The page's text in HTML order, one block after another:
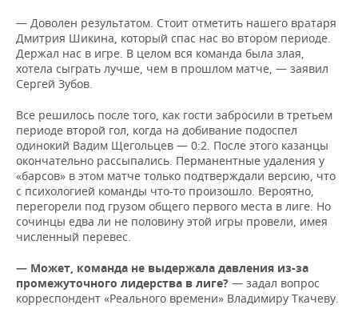
— Доволен результатом. Стоит отметить нашего вратаря
Дмитрия Шикина, который спас нас во втором периоде.
Держал нас в игре. В целом вся команда была злая,
хотела сыграть лучше, чем в прошлом матче, — заявил
Сергей Зубов.
Все решилось после того, как гости забросили в третьем
периоде второй гол, когда на добивание подоспел
одинокий Вадим Щегольцев — 0:2. После этого казанцы
окончательно рассыпались. Перманентные удаления у
«барсов» в этом матче только подтверждали версию, что
с психологией команды что-то произошло. Вероятно,
перегорели под грузом общего первого места в лиге. Но
сочинцы едва ли не половину этой игры провели, имея
численный перевес.
— Может, команда не выдержала давления из-за
промежуточного лидерства в лиге? — задал вопрос
корреспондент «Реального времени» Владимиру Ткачеву.